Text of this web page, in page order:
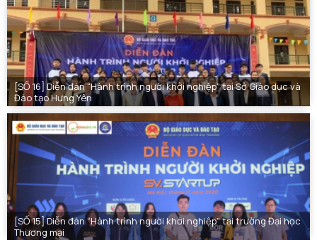
[SỐ 16] Diễn đàn “Hành trình người khởi nghiệp” tại Sở Giáo dục và
Đào tạo Hưng Yên
[SỐ 15] Diễn đàn “Hành trình người khởi nghiệp” tại trường Đại học
Thương mại